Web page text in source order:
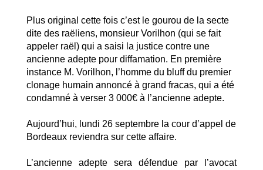
Plus original cette fois c’est le gourou de la secte
dite des raëliens, monsieur Vorilhon (qui se fait
appeler raël) qui a saisi la justice contre une
ancienne adepte pour diffamation. En première
instance M. Vorilhon, l’homme du bluff du premier
clonage humain annoncé à grand fracas, qui a été
condamné à verser 3 000€ à l’ancienne adepte.
Aujourd’hui, lundi 26 septembre la cour d’appel de
Bordeaux reviendra sur cette affaire.
L’ancienne adepte sera défendue par l’avocat